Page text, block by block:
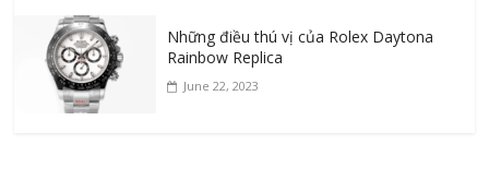
Những điều thú vị của Rolex Daytona
Rainbow Replica
June 22, 2023